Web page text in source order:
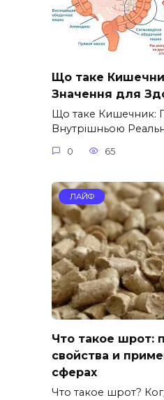
Що таке
Значення для
Що таке Кишечник:
Внутрішньою
0 65
ЛАЙФ
Что такое шрот:
свойства и
сферах
Что такое шрот?